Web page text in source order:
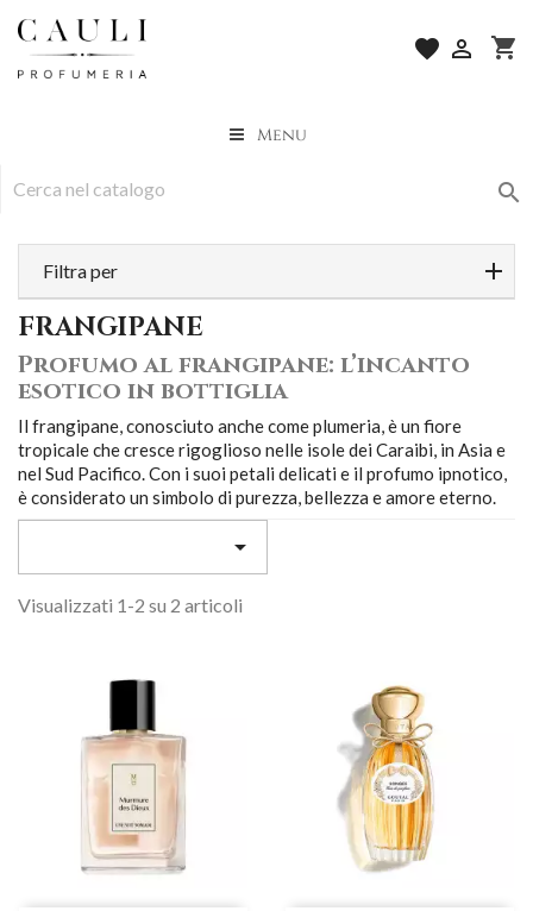
shopping_cart

favorite
Menu

Filtra per
FRANGIPANE
Profumo al frangipane: l’incanto
esotico in bottiglia
Il frangipane, conosciuto anche come plumeria, è un fiore
tropicale che cresce rigoglioso nelle isole dei Caraibi, in Asia e
nel Sud Pacifico. Con i suoi petali delicati e il profumo ipnotico,
è considerato un simbolo di purezza, bellezza e amore eterno.

Visualizzati 1-2 su 2 articoli